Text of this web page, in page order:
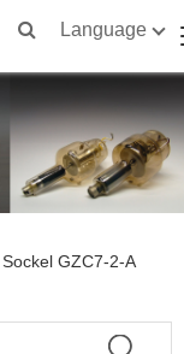
Language
Sockel GZC7-2-A